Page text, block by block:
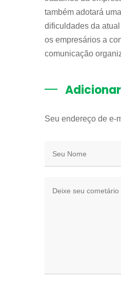
também adotará
dificuldades da
os empresários a
comunicação
Seu endereço de e-